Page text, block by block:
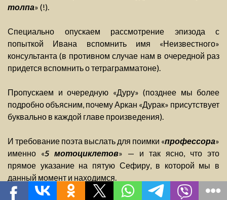
толпа» (!).
Специально опускаем рассмотрение эпизода с
попыткой Ивана вспомнить имя «Неизвестного»
консультанта (в противном случае нам в очередной раз
придется вспомнить о тетраграмматоне).
Пропускаем и очередную «Дуру» (позднее мы более
подробно объясним, почему Аркан «Дурак» присутствует
буквально в каждой главе произведения).
И требование поэта выслать для поимки «профессора»
именно «5 мотоциклетов» — и так ясно, что это
прямое указание на пятую Сефиру, в которой мы в
данный момент и находимся.